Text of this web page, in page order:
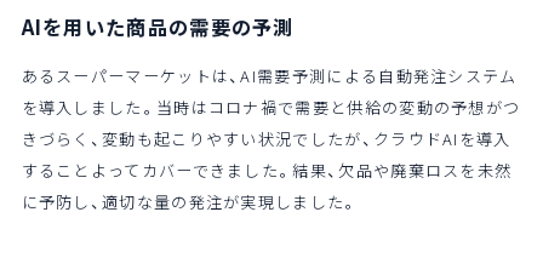
AIを用いた商品の需要の予測
あるスーパーマーケットは、AI需要予測による自動発注システム
を導入しました。当時はコロナ禍で需要と供給の変動の予想がつ
きづらく、変動も起こりやすい状況でしたが、クラウドAIを導入
することよってカバーできました。結果、欠品や廃棄ロスを未然
に予防し、適切な量の発注が実現しました。